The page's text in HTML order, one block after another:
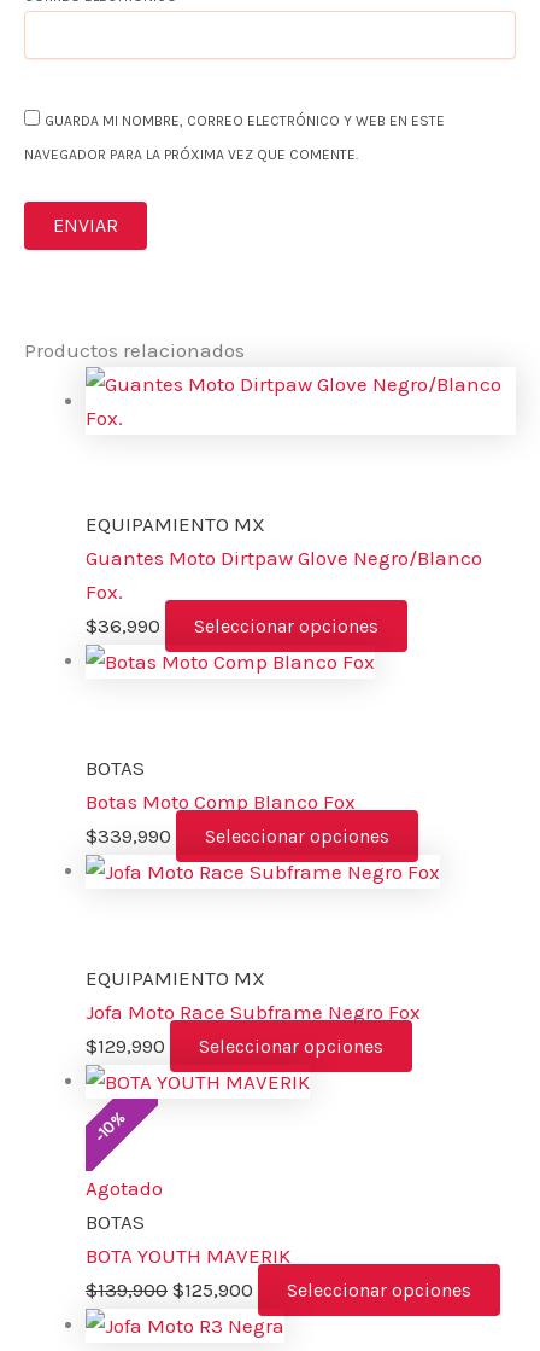
GUARDA MI NOMBRE, CORREO ELECTRÓNICO Y WEB EN ESTE
NAVEGADOR PARA LA PRÓXIMA VEZ QUE COMENTE.
Productos relacionados
EQUIPAMIENTO MX
Guantes Moto Dirtpaw Glove Negro/Blanco
Fox.
$36,990 Seleccionar opciones
BOTAS
Botas Moto Comp Blanco Fox
$339,990 Seleccionar opciones
EQUIPAMIENTO MX
Jofa Moto Race Subframe Negro Fox
$129,990 Seleccionar opciones
-
10
%
Agotado
BOTAS
BOTA YOUTH MAVERIK
$139,900 $125,900 Seleccionar opciones